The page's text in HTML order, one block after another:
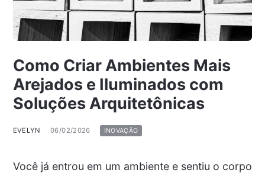
Como Criar Ambientes Mais
Arejados e Iluminados com
Soluções Arquitetônicas
EVELYN 06/02/2026 INOVAÇÃO
Você já entrou em um ambiente e sentiu o corpo